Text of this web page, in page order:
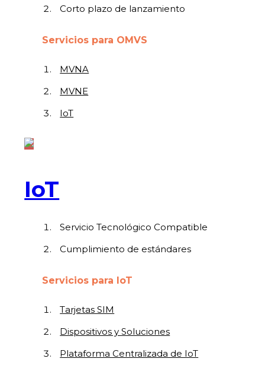
Corto plazo de lanzamiento
Servicios para OMVS
MVNA
MVNE
IoT
IoT
Servicio Tecnológico Compatible
Cumplimiento de estándares
Servicios para IoT
Tarjetas SIM
Dispositivos y Soluciones
Plataforma Centralizada de IoT